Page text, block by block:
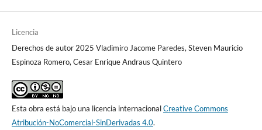
Licencia
Derechos de autor 2025 Vladimiro Jacome Paredes, Steven Mauricio
Espinoza Romero, Cesar Enrique Andraus Quintero
Esta obra está bajo una licencia internacionalCreative Commons
Atribución-NoComercial-SinDerivadas 4.0.